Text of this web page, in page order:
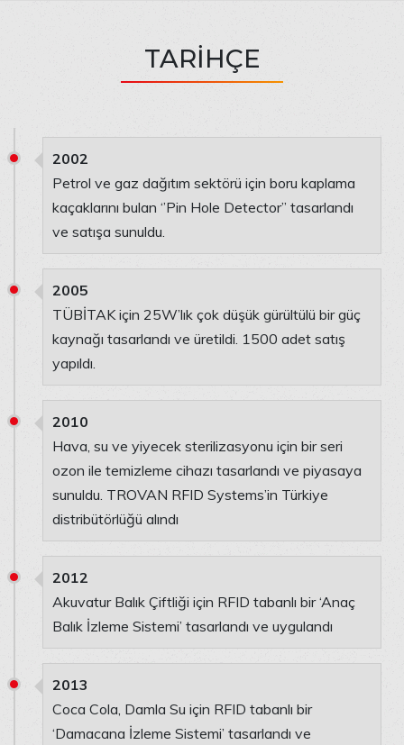
TARİHÇE
2002
Petrol ve gaz dağıtım sektörü için boru kaplama
kaçaklarını bulan ‘’Pin Hole Detector’’ tasarlandı
ve satışa sunuldu.
2005
TÜBİTAK için 25W’lık çok düşük gürültülü bir güç
kaynağı tasarlandı ve üretildi. 1500 adet satış
yapıldı.
2010
Hava, su ve yiyecek sterilizasyonu için bir seri
ozon ile temizleme cihazı tasarlandı ve piyasaya
sunuldu. TROVAN RFID Systems’in Türkiye
distribütörlüğü alındı
2012
Akuvatur Balık Çiftliği için RFID tabanlı bir ‘Anaç
Balık İzleme Sistemi’ tasarlandı ve uygulandı
2013
Coca Cola, Damla Su için RFID tabanlı bir
‘Damacana İzleme Sistemi’ tasarlandı ve